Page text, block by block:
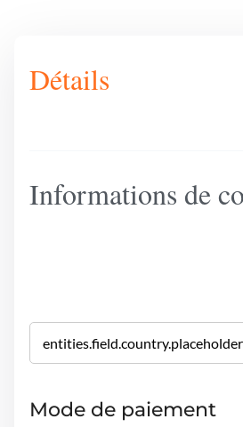
Détails
Informations de
Mode de paiement